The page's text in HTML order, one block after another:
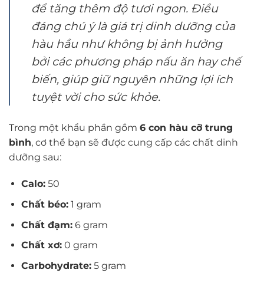
để tăng thêm độ tươi ngon. Điều
đáng chú ý là giá trị dinh dưỡng của
hàu hầu như không bị ảnh hưởng
bởi các phương pháp nấu ăn hay chế
biến, giúp giữ nguyên những lợi ích
tuyệt vời cho sức khỏe.
Trong một khẩu phần gồm 6 con hàu cỡ trung
bình, cơ thể bạn sẽ được cung cấp các chất dinh
dưỡng sau:
Calo:50
Chất béo:1 gram
Chất đạm:6 gram
Chất xơ:0 gram
Carbohydrate:5 gram